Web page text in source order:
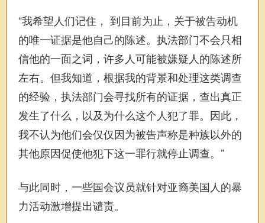
“我希望人们记住， 到目前为止，关于被告动机
的唯一证据是他自己的陈述。执法部门不会只相
信他的一面之词，许多人可能被嫌疑人的陈述所
左右。但我知道，根据我的背景和处理这类调查
的经验，执法部门会寻找所有的证据，查出真正
发生了什么，以及为什么这个人犯了罪。因此，
我不认为他们会仅仅因为被告声称是种族以外的
其他原因促使他犯下这一罪行就停止调查。”
与此同时，一些国会议员就针对亚裔美国人的暴
力活动激增提出谴责。